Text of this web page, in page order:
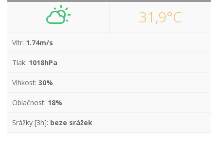
31,9°C
Vítr: 1.74m/s
Tlak: 1018hPa
Vlhkost: 30%
Oblačnost: 18%
Srážky [3h]: beze srážek